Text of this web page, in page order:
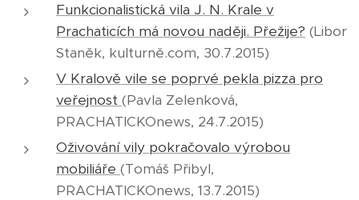
Funkcionalistická vila J. N. Krale v
Prachaticích má novou naději. Přežije? (Libor
Staněk, kulturně.com, 30.7.2015)
V Kralově vile se poprvé pekla pizza pro
veřejnost (Pavla Zelenková,
PRACHATICKOnews, 24.7.2015)
Oživování vily pokračovalo výrobou
mobiliáře (Tomáš Přibyl,
PRACHATICKOnews, 13.7.2015)